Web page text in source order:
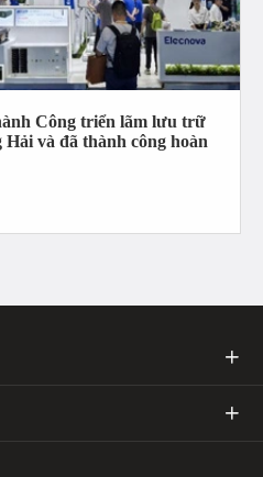
Công triển lãm lưu trữ
và đã thành công hoàn

